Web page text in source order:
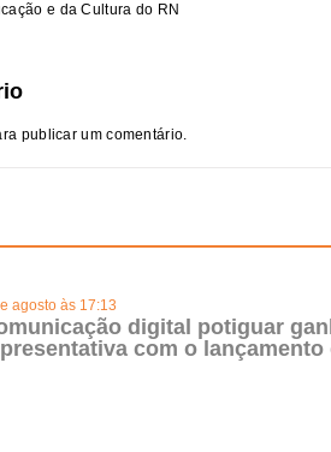
e da Cultura do RN
publicar um comentário.
agosto às 17:13
digital potiguar
com o lançamento